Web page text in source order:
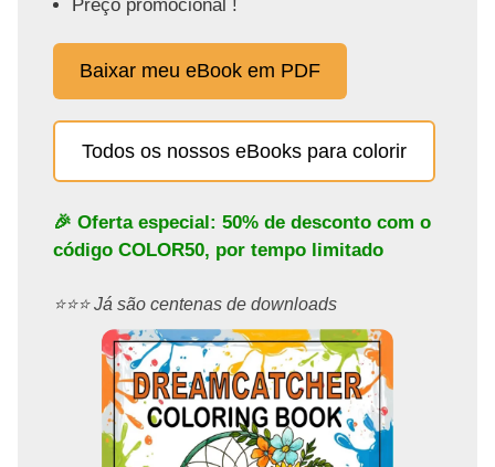
Preço promocional !
Baixar meu eBook em PDF
Todos os nossos eBooks para colorir
🎉 Oferta especial: 50% de desconto com o
código COLOR50, por tempo limitado
⭐️⭐️⭐️ Já são centenas de downloads